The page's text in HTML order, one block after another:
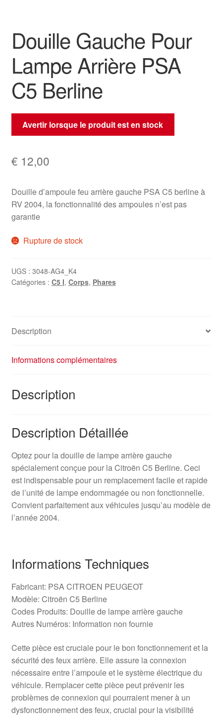
Douille Gauche Pour
Lampe Arrière PSA
C5 Berline
Avertir lorsque le produit est en stock
€ 12,00
Douille d’ampoule feu arrière gauche PSA C5 berline à
RV 2004, la fonctionnalité des ampoules n’est pas
garantie
Rupture de stock
UGS : 3048-AG4_K4
Catégories : C5 I, Corps, Phares
Description
Informations complémentaires
Description
Description Détaillée
Optez pour la douille de lampe arrière gauche
spécialement conçue pour la Citroën C5 Berline. Ceci
est indispensable pour un remplacement facile et rapide
de l’unité de lampe endommagée ou non fonctionnelle.
Convient parfaitement aux véhicules jusqu’au modèle de
l’année 2004.
Informations Techniques
Fabricant: PSA CITROEN PEUGEOT
Modèle: Citroën C5 Berline
Codes Produits: Douille de lampe arrière gauche
Autres Numéros: Information non fournie
Cette pièce est cruciale pour le bon fonctionnement et la
sécurité des feux arrière. Elle assure la connexion
nécessaire entre l’ampoule et le système électrique du
véhicule. Remplacer cette pièce peut prévenir les
problèmes de connexion qui pourraient mener à un
dysfonctionnement des feux, crucial pour la visibilité